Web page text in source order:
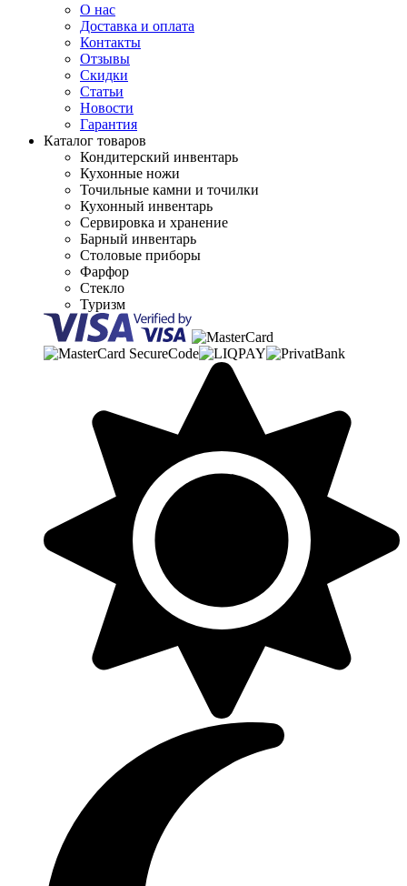
О нас
Доставка и оплата
Контакты
Отзывы
Скидки
Статьи
Новости
Гарантия
Каталог товаров
Кондитерский инвентарь
Кухонные ножи
Точильные камни и точилки
Кухонный инвентарь
Сервировка и хранение
Барный инвентарь
Столовые приборы
Фарфор
Стекло
Туризм